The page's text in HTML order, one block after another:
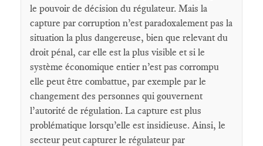
le pouvoir de décision du régulateur. Mais la
capture par corruption n’est paradoxalement pas la
situation la plus dangereuse, bien que relevant du
droit pénal, car elle est la plus visible et si le
système économique entier n’est pas corrompu
elle peut être combattue, par exemple par le
changement des personnes qui gouvernent
l’autorité de régulation. La capture est plus
problématique lorsqu’elle est insidieuse. Ainsi, le
secteur peut capturer le régulateur par